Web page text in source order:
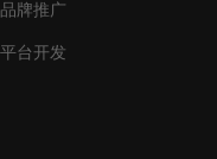
品牌推广
平台开发